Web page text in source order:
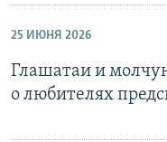
25 ИЮНЯ 2026
Глашатаи и
о любителях